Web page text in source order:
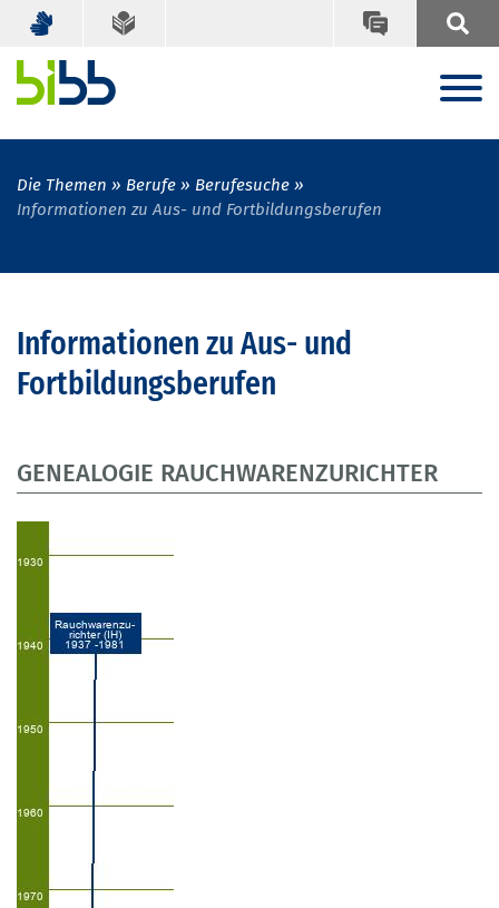
Die Themen Berufe
Berufesuche
Informationen zu Aus- und Fortbildungsberufen
Informationen zu Aus- und
Fortbildungsberufen
GENEALOGIE RAUCHWARENZURICHTER